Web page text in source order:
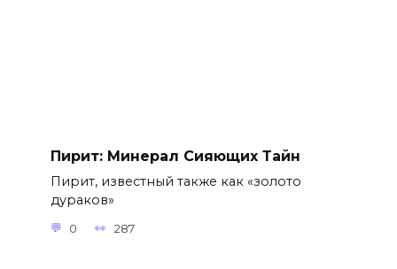
Пирит: Минерал Сияющих Тайн
Пирит, известный также как «золото
дураков»
0 287